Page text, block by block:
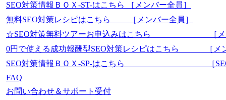
SEO対策情報ＢＯＸ-ST-はこちら ［メンバー全員］
無料SEO対策レシピはこちら ［メンバー全員］
☆SEO対策無料ツアーお申込みはこちら ［メン
0円で使える成功報酬型SEO対策レシピはこちら ［メ
SEO対策情報ＢＯＸ-SP-はこちら ［SEO-
FAQ
お問い合わせ＆サポート受付